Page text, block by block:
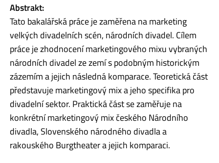
Abstrakt:
Tato bakalářská práce je zaměřena na marketing
velkých divadelních scén, národních divadel. Cílem
práce je zhodnocení marketingového mixu vybraných
národních divadel ze zemí s podobným historickým
zázemím a jejich následná komparace. Teoretická část
představuje marketingový mix a jeho specifika pro
divadelní sektor. Praktická část se zaměřuje na
konkrétní marketingový mix českého Národního
divadla, Slovenského národného divadla a
rakouského Burgtheater a jejich komparaci.